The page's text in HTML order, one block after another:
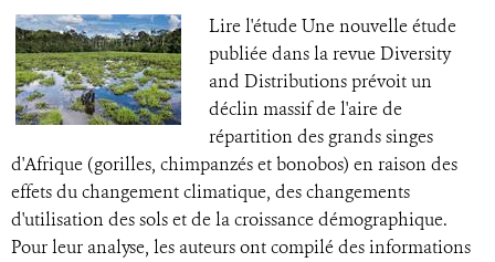
Lire l'étude Une nouvelle étude
publiée dans la revue Diversity
and Distributions prévoit un
déclin massif de l'aire de
répartition des grands singes
d'Afrique (gorilles, chimpanzés et bonobos) en raison des
effets du changement climatique, des changements
d'utilisation des sols et de la croissance démographique.
Pour leur analyse, les auteurs ont compilé des informations